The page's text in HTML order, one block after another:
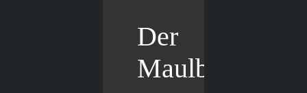
Der
Maulbär